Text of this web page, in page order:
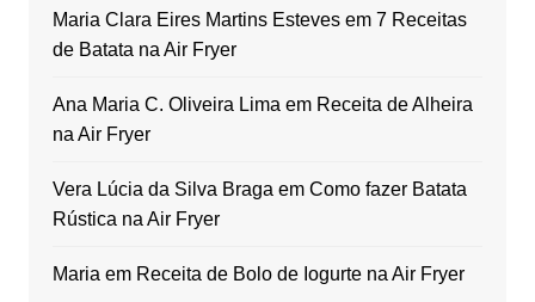
Maria Clara Eires Martins Estevesem 7 Receitas
de Batata na Air Fryer
Ana Maria C. Oliveira Lima em Receita de Alheira
na Air Fryer
Vera Lúcia da Silva Braga em Como fazer Batata
Rústica na Air Fryer
Maria em Receita de Bolo de Iogurte na Air Fryer